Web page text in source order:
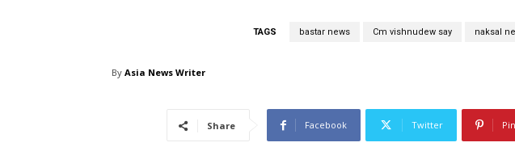
TAGS bastar news Cm vishnudew say naksal
By Asia News Writer
Share Facebook Twitter